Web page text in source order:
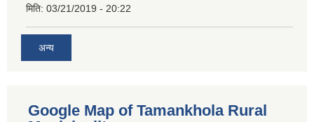
मिति: 03/21/2019 - 20:22
अन्य
Google Map of Tamankhola Rural